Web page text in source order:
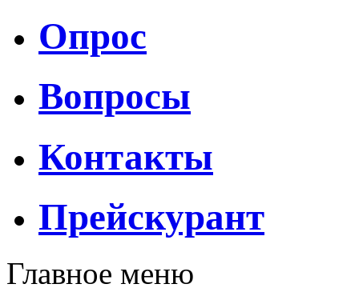
Опрос
Вопросы
Контакты
Прейскурант
Главное меню